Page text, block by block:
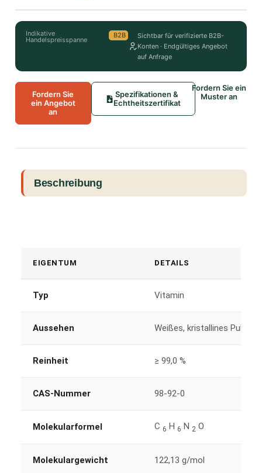
Indikative
Handelspreisspanne
B2B
Sichtbar für verifizierte B2B-
Konten · Endgültiges Angebot
auf Anfrage
Fordern Sie
ein Angebot
an
Spezifikationen &
Echtheitszertifikat
Fordern Sie ein
Muster an
Beschreibung
EIGENTUM DETAILS
Typ Vitamin
Aussehen Weißes, kristallines Pulver
Reinheit ≥ 99,0 %
CAS-Nummer 98-92-0
Molekularformel C 6 H 6 N 2 O
Molekulargewicht 122,13 g/mol